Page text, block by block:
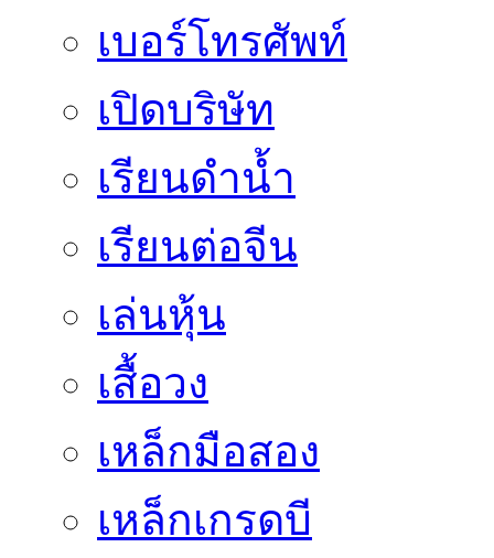
เบอร์โทรศัพท์
เปิดบริษัท
เรียนดำน้ำ
เรียนต่อจีน
เล่นหุ้น
เสื้อวง
เหล็กมือสอง
เหล็กเกรดบี